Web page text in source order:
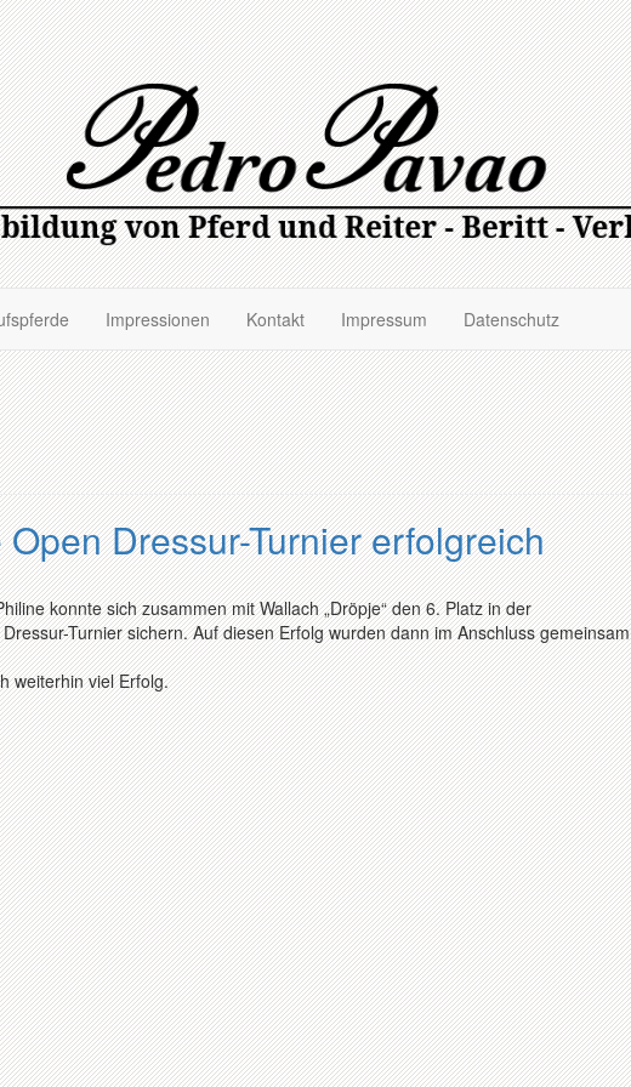
Impressionen Kontakt Impressum Datenschutz
Dressur-Turnier erfolgreich
konnte sich zusammen mit Wallach „Dröpje“ den 6. Platz in der
Turnier sichern. Auf diesen Erfolg wurden dann im Anschluss gemeinsam
weiterhin viel Erfolg.